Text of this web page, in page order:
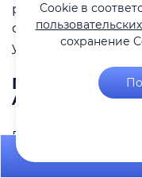
рассчитывать на
финансовые
удобнее.
Преимущества
Adamos Logistic
Работая с нами, вы
Cookie в
сохранение